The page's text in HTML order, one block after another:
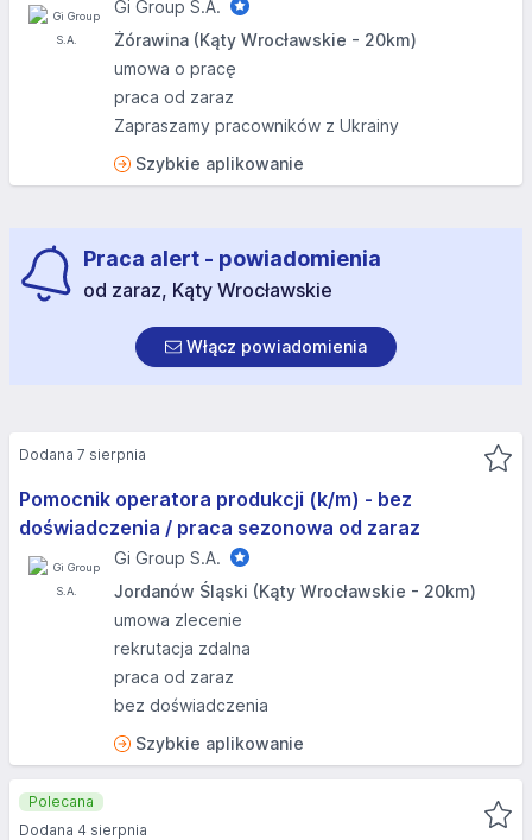
Gi Group S.A.
Żórawina (Kąty Wrocławskie - 20km)
umowa o pracę
praca od zaraz
Zapraszamy pracowników z Ukrainy
Szybkie aplikowanie
Praca alert - powiadomienia
od zaraz, Kąty Wrocławskie
Włącz powiadomienia
Pomocnik operatora produkcji (k/m) - bez
doświadczenia / praca sezonowa od zaraz
Gi Group S.A.
Jordanów Śląski (Kąty Wrocławskie - 20km)
umowa zlecenie
rekrutacja zdalna
praca od zaraz
bez doświadczenia
Szybkie aplikowanie
Dodana 7 sierpnia
Polecana
Dodana 4 sierpnia